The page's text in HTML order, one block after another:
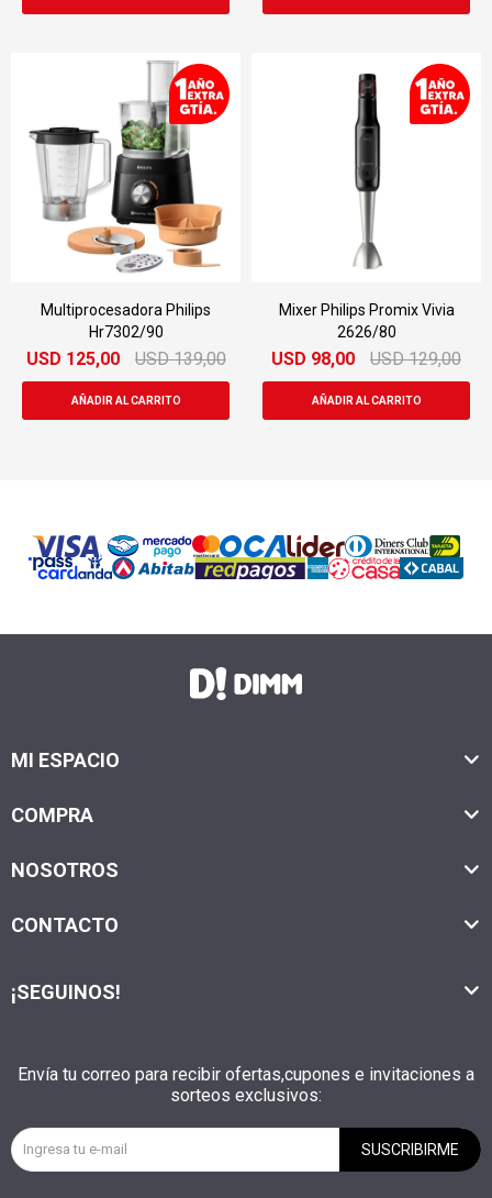
Multiprocesadora Philips
Hr7302/90
USD 125,00 USD 139,00
Mixer Philips Promix Vivia
2626/80
USD 98,00 USD 129,00
MI ESPACIO
COMPRA
NOSOTROS
CONTACTO
Envía tu correo para recibir ofertas,cupones e invitaciones a
sorteos exclusivos:
SUSCRIBIRME
¡SEGUINOS!